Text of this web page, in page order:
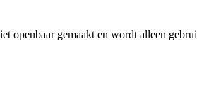
openbaar gemaakt en wordt alleen